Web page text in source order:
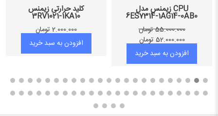
CPU زیمنس مدل
6ES7314-1AG14-0AB0
55.000.000تومان
52.000.000 تومان
افزودن به سبد خرید
کلید حرارتی زیمنس
3RV1021-1KA10
2.000.000 تومان
افزودن به سبد خرید